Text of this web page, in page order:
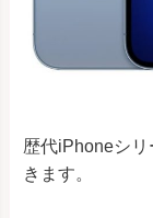
歴代iPhoneシ
きます。